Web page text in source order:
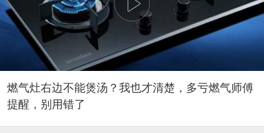
燃气灶右边不能煲汤？我也才清楚，多亏燃气师傅
提醒，别用错了